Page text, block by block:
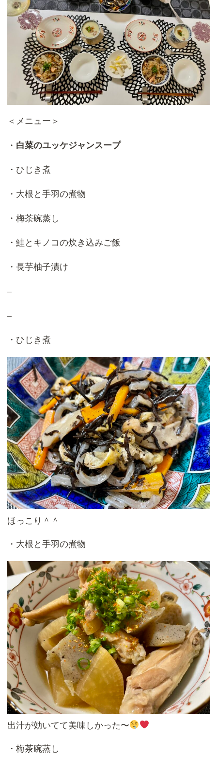
＜メニュー＞
・ 白菜のユッケジャンスープ
・ひじき煮
・大根と手羽の煮物
・梅茶碗蒸し
・鮭とキノコの炊き込みご飯
・長芋柚子漬け
–
–
・ひじき煮
ほっこり＾＾
・大根と手羽の煮物
出汁が効いてて美味しかった〜
・梅茶碗蒸し